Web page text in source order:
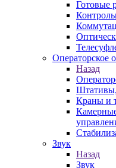
Готовые
Операторское
Назад
Штативы,
Краны и
Звук
Назад
Звук